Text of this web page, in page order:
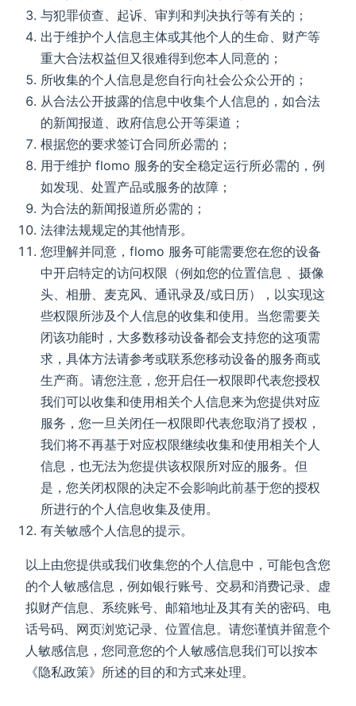
与犯罪侦查、起诉、审判和判决执行等有关的；
出于维护个人信息主体或其他个人的生命、财产等
重大合法权益但又很难得到您本人同意的；
所收集的个人信息是您自行向社会公众公开的；
从合法公开披露的信息中收集个人信息的，如合法
的新闻报道、政府信息公开等渠道；
根据您的要求签订合同所必需的；
用于维护 flomo 服务的安全稳定运行所必需的，例
如发现、处置产品或服务的故障；
为合法的新闻报道所必需的；
法律法规规定的其他情形。
您理解并同意，flomo 服务可能需要您在您的设备
中开启特定的访问权限（例如您的位置信息 、摄像
头、相册、麦克风、通讯录及/或日历），以实现这
些权限所涉及个人信息的收集和使用。当您需要关
闭该功能时，大多数移动设备都会支持您的这项需
求，具体方法请参考或联系您移动设备的服务商或
生产商。请您注意，您开启任一权限即代表您授权
我们可以收集和使用相关个人信息来为您提供对应
服务，您一旦关闭任一权限即代表您取消了授权，
我们将不再基于对应权限继续收集和使用相关个人
信息，也无法为您提供该权限所对应的服务。但
是，您关闭权限的决定不会影响此前基于您的授权
所进行的个人信息收集及使用。
有关敏感个人信息的提示。
以上由您提供或我们收集您的个人信息中，可能包含您
的个人敏感信息，例如银行账号、交易和消费记录、虚
拟财产信息、系统账号、邮箱地址及其有关的密码、电
话号码、网页浏览记录、位置信息。请您谨慎并留意个
人敏感信息，您同意您的个人敏感信息我们可以按本
《隐私政策》所述的目的和方式来处理。